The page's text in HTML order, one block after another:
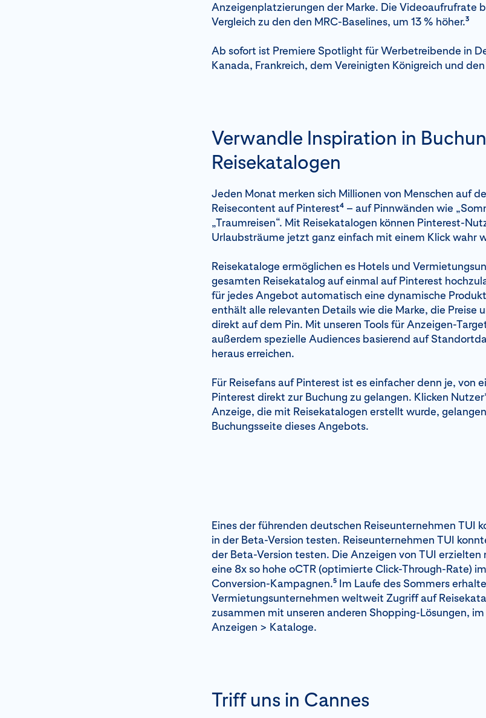
Anzeigenplatzierungen der Marke. Die Videoaufrufrate
Vergleich zu den den MRC-Baselines, um 13 % höher.3
Ab sofort ist Premiere Spotlight für Werbetreibende in
Kanada, Frankreich, dem Vereinigten Königreich und
Verwandle Inspiration in
Reisekatalogen
Jeden Monat merken sich Millionen von Menschen auf
Reisecontent auf Pinterest4– auf Pinnwänden wie
„Traumreisen“. Mit Reisekatalogen können Pinterest-
Urlaubsträume jetzt ganz einfach mit einem Klick wahr
Reisekataloge ermöglichen es Hotels und
gesamten Reisekatalog auf einmal auf Pinterest
für jedes Angebot automatisch eine dynamische
enthält alle relevanten Details wie die Marke, die Preise
direkt auf dem Pin. Mit unseren Tools für Anzeigen-
außerdem spezielle Audiences basierend auf
heraus erreichen.
Für Reisefans auf Pinterest ist es einfacher denn je, von
Pinterest direkt zur Buchung zu gelangen. Klicken
Anzeige, die mit Reisekatalogen erstellt wurde,
Buchungsseite dieses Angebots.
Eines der führenden deutschen Reiseunternehmen TUI
in der Beta-Version testen. Reiseunternehmen TUI
der Beta-Version testen. Die Anzeigen von TUI
eine 8x so hohe oCTR (optimierte Click-Through-Rate)
Conversion-Kampagnen.5Im Laufe des Sommers
Vermietungsunternehmen weltweit Zugriff auf
zusammen mit unseren anderen Shopping-Lösungen,
Anzeigen > Kataloge.
Triff uns in Cannes